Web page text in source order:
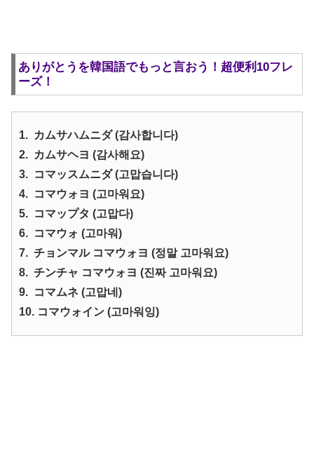
ありがとうを韓国語でもっと言おう！超便利10フレ
ーズ！
1. カムサハムニダ (감사합니다)
2. カムサヘヨ (감사해요)
3. コマッスムニダ (고맙습니다)
4. コマウォヨ (고마워요)
5. コマップタ (고맙다)
6. コマウォ (고마워)
7. チョンマル コマウォヨ (정말 고마워요)
8. チンチャ コマウォヨ (진짜 고마워요)
9. コマムネ (고맙네)
10. コマウォイン (고마워잉)